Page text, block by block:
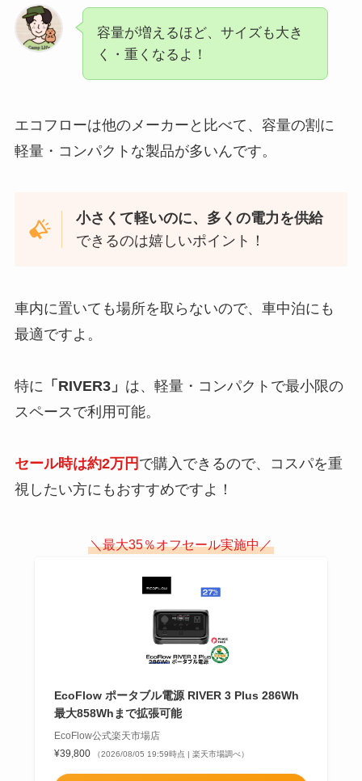
容量が増えるほど、サイズも大き
く・重くなるよ！
エコフローは他のメーカーと比べて、容量の割に
軽量・コンパクトな製品が多いんです。
小さくて軽いのに、多くの電力を供給
できるのは嬉しいポイント！
車内に置いても場所を取らないので、車中泊にも
最適ですよ。
特に 「RIVER3」 は、軽量・コンパクトで最小限の
スペースで利用可能。
セール時は約2万円 で購入できるので、コスパを重
視したい方にもおすすめですよ！
＼最大35％オフセール実施中／
EcoFlow ポータブル電源 RIVER 3 Plus 286Wh
最大858Whまで拡張可能
EcoFlow公式楽天市場店
¥39,800
（2026/08/05 19:59時点 | 楽天市場調べ）